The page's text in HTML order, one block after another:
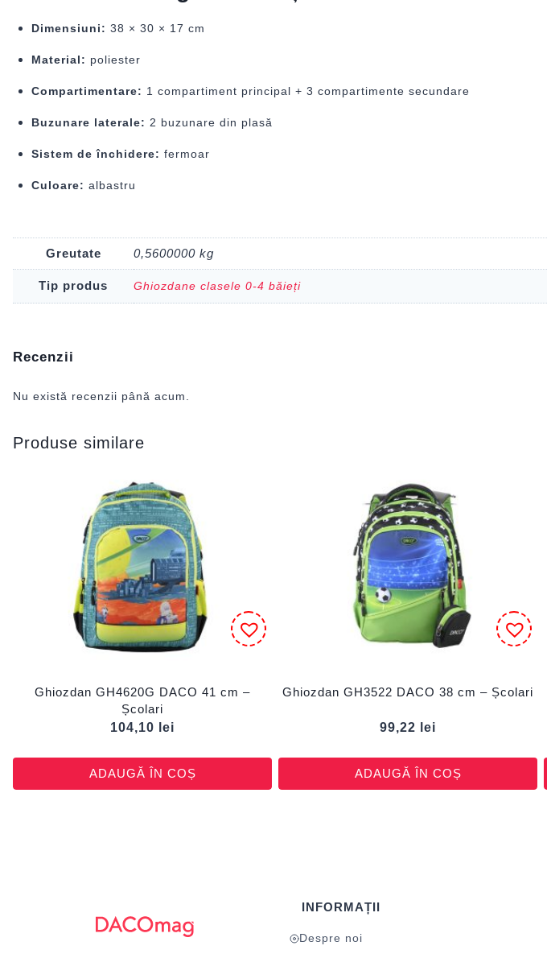
Dimensiuni: 38 × 30 × 17 cm
Material: poliester
Compartimentare: 1 compartiment principal + 3 compartimente secundare
Buzunare laterale: 2 buzunare din plasă
Sistem de închidere: fermoar
Culoare: albastru
Greutate 0,5600000 kg
Tip produs Ghiozdane clasele 0-4 băieți
Recenzii
Nu există recenzii până acum.
Produse similare
Ghiozdan GH4620G DACO 41 cm –
Școlari
104,10
lei
ADAUGĂ ÎN COȘ
Ghiozdan GH3522 DACO 38 cm – Școlari
99,22 lei
ADAUGĂ ÎN COȘ
INFORMAȚII
Despre noi